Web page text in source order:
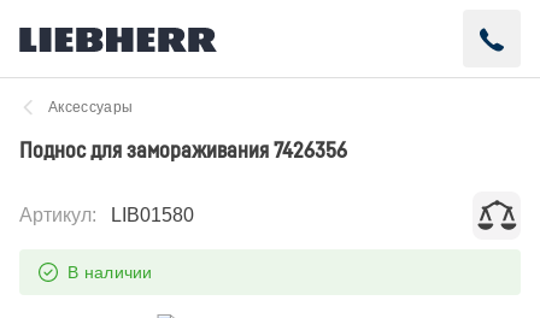
Аксессуары
Поднос для замораживания 7426356
Артикул: LIB01580
В наличии